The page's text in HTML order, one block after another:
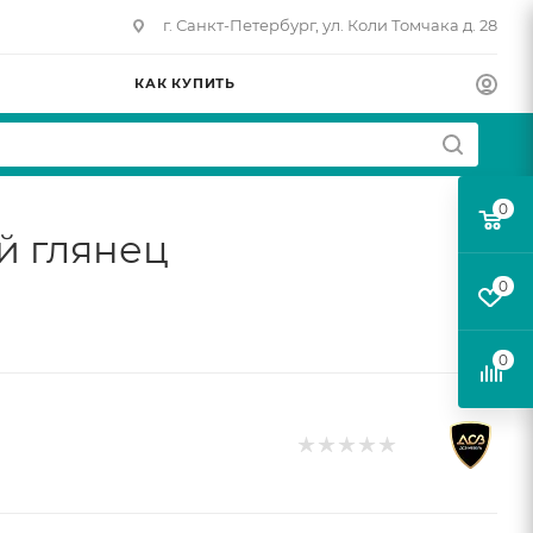
г. Санкт-Петербург, ул. Коли Томчака д. 28
КАК КУПИТЬ
глянец
0
0
0